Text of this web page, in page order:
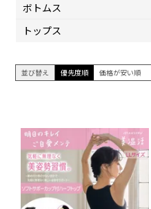
ボトムス
トップス
並び替え 優先度順 価格が安い順